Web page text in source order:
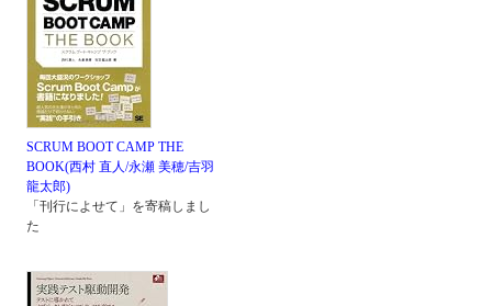
SCRUM BOOT CAMP THE
BOOK(西村 直人/永瀬 美穂/吉羽
龍太郎)
「刊行によせて」を寄稿しまし
た